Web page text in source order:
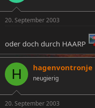
20. September 2003
oder doch durch HAARP
H hagenvontronje
neugierig
20. September 2003